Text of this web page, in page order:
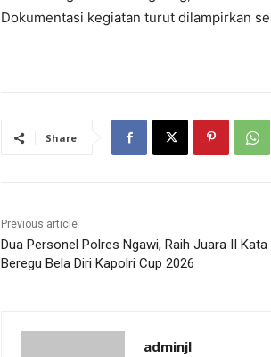
Dokumentasi kegiatan turut dilampirkan
Share
Previous article
Dua Personel Polres Ngawi, Raih Juara II Kata
Beregu Bela Diri Kapolri Cup 2026
adminjl